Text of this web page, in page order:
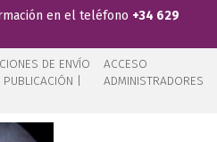
en el teléfono +34 629
DE ENVÍO
|
ACCESO
ADMINISTRADORES